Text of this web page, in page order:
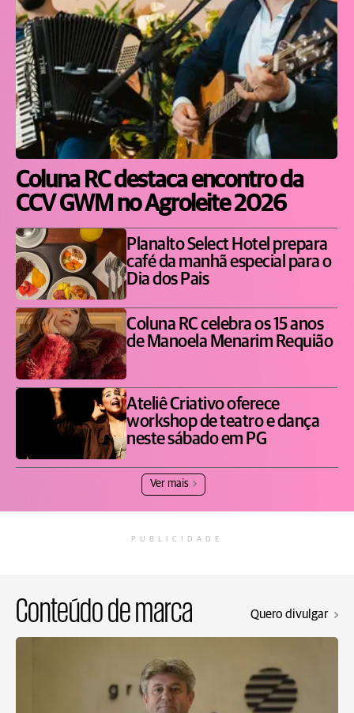
Coluna RC destaca encontro da
CCV GWM no Agroleite 2026
Planalto Select Hotel prepara
café da manhã especial para o
Dia dos Pais
Coluna RC celebra os 15 anos
de Manoela Menarim Requião
Ateliê Criativo oferece
workshop de teatro e dança
neste sábado em PG
Ver mais
PUBLICIDADE
Conteúdo de marca Quero divulgar